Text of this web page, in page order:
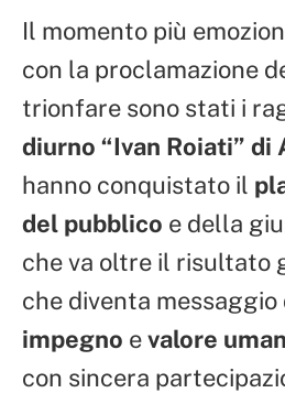
Il momento più
con la proclamazione
trionfare sono stati i
diurno “Ivan Roiati” di
hanno conquistato il
del pubblico e della
che va oltre il risultato
che diventa messaggio
impegno evalore
con sincera